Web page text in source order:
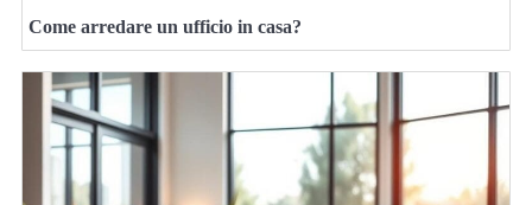
Come arredare un ufficio in casa?